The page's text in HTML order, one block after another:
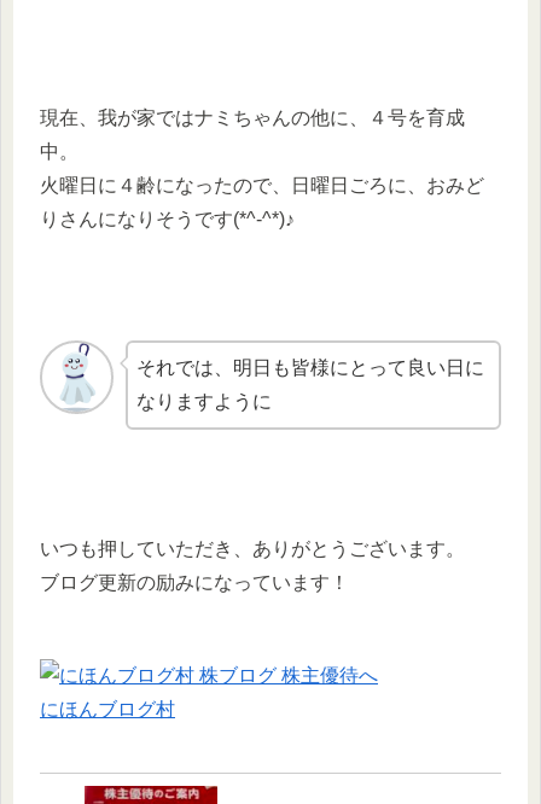
現在、我が家ではナミちゃんの他に、４号を育成
中。
火曜日に４齢になったので、日曜日ごろに、おみど
りさんになりそうです(*^-^*)♪
それでは、明日も皆様にとって良い日に
なりますように
いつも押していただき、ありがとうございます。
ブログ更新の励みになっています！
にほんブログ村